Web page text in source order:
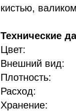
кистью,
Технические
Цвет:
Внешний
Плотность:
Расход: 1
Хранение: